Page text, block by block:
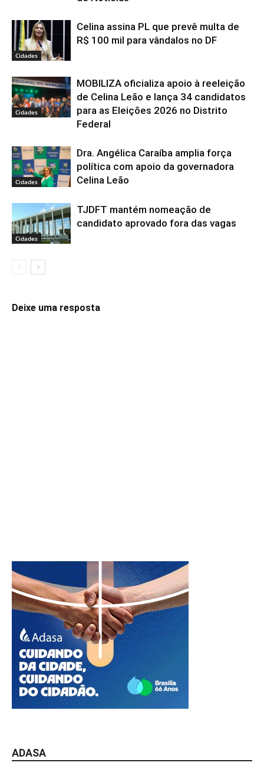
Cidades
Celina assina PL que prevê multa de
R$ 100 mil para vândalos no DF
Cidades
MOBILIZA oficializa apoio à reeleição
de Celina Leão e lança 34 candidatos
para as Eleições 2026 no Distrito
Federal
Cidades
Dra. Angélica Caraíba amplia força
política com apoio da governadora
Celina Leão
Cidades
TJDFT mantém nomeação de
candidato aprovado fora das vagas
Deixe uma resposta
ADASA